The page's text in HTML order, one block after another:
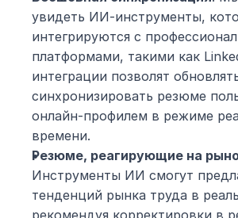
увидеть ИИ-инструменты,
интегрируются с
платформами, такими как
интеграции позволят
синхронизировать резюме
онлайн-профилем в режиме
времени.
Резюме, реагирующие на
Инструменты ИИ смогут
тенденций рынка труда в